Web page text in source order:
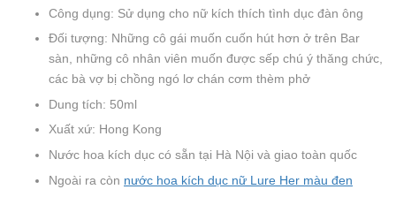
Công dụng: Sử dụng cho nữ kích thích tình dục đàn ông
Đối tượng: Những cô gái muốn cuốn hút hơn ở trên Bar
sàn, những cô nhân viên muốn được sếp chú ý thăng chức,
các bà vợ bị chồng ngó lơ chán cơm thèm phở
Dung tích: 50ml
Xuất xứ: Hong Kong
Nước hoa kích dục có sẵn tại Hà Nội và giao toàn quốc
Ngoài ra còn nước hoa kích dục nữ Lure Her màu đen